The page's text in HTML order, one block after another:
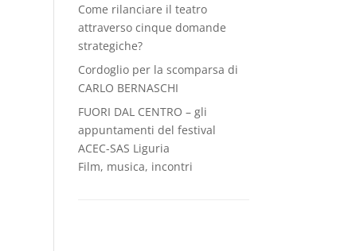
Come rilanciare il teatro
attraverso cinque domande
strategiche?
Cordoglio per la scomparsa di
CARLO BERNASCHI
FUORI DAL CENTRO – gli
appuntamenti del festival
ACEC-SAS Liguria
Film, musica, incontri